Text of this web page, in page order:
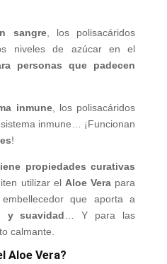
sangre, los polisacáridos
niveles de azúcar en el
personas que padecen
inmune, los polisacáridos
inmune… ¡Funcionan
!
propiedades curativas
utilizar el Aloe Vera para
que aporta a
y suavidad … Y para las
calmante.
Aloe Vera?